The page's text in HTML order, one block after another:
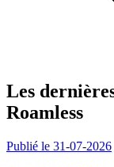
Les
Roamless
Publié le 31-07-2026